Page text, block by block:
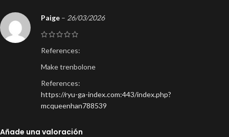
Paige – 26/03/2026
References:
Make trenbolone
References:
https://ryu-ga-index.com:443/index.php?
mcqueenhan788539
Añade una valoración